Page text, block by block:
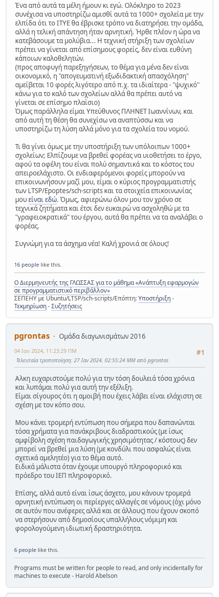
Ένα από αυτά τα μέλη ήμουν κι εγώ. Ολόκληρο το 2023
συνέχισα να υποστηρίζω αμισθί αυτά τα 1000+ σχολεία με την
ελπίδα ότι το ΙΤΥΕ θα έβρισκε τρόπο να διατηρήσει την ομάδα,
αλλά η τελική απάντηση ήταν αρνητική. Ήρθε πλέον η ώρα να
κατεβάσουμε τα μολύβια... Η τεχνική στήριξη των σχολείων
πρέπει να γίνεται από επίσημους φορείς, δεν είναι ευθύνη
κάποιων καλοθελητών.
(προς αποφυγή παρεξηγήσεων, το θέμα για μένα δεν είναι
οικονομικό, η "απογευματινή εξωδιδακτική απασχόληση"
αμείβεται 10 φορές λιγότερο από π.χ. τα ιδιαίτερα - "ψυχικό"
κάνω για το καλό των σχολείων αλλά θα πρέπει αυτό να
γίνεται σε επίσημο πλαίσιο)
Όμως παράλληλα είμαι Υπεύθυνος ΠΛΗΝΕΤ Ιωαννίνων, και
από αυτή τη θέση θα συνεχίσω να αναπτύσσω και να
υποστηρίζω τη λύση αλλά μόνο για τα σχολεία του νομού.
Τι θα γίνει όμως με την υποστήριξη των υπόλοιπων 1000+
σχολείων; Ελπίζουμε να βρεθεί φορέας να υιοθετήσει το έργο,
αφού τα οφέλη του είναι πολύ σημαντικά και το κόστος του
απειροελάχιστο. Οι ενδιαφερόμενοι φορείς μπορούν να
επικοινωνήσουν μαζί μου, είμαι ο κύριος προγραμματιστής
των LTSP/Epoptes/sch-scripts και τα στοιχεία επικοινωνίας
μουείναι εδώ. Όμως, αφιερώνω όλον μου τον χρόνο σε
τεχνικά ζητήματα και έτσι δεν ευκαιρώ να ασχοληθώ με τα
"γραφειοκρατικά" του έργου, αυτά θα πρέπει να τα αναλάβει ο
φορέας.
Συγνώμη για τα άσχημα νέα! Καλή χρονιά σε όλους!
16 people like this.
Ο Διερμηνευτής της ΓΛΩΣΣΑΣ για το μάθημα «Ανάπτυξη εφαρμογών
σε προγραμματιστικό περιβάλλον»
ΣΕΠΕΗΥ με Ubuntu/LTSP/sch-scripts/Επόπτη:Υποστήριξη-
Τεκμηρίωση-Συζητήσεις
pgrontas
Ομάδα διαγωνισμάτων 2016
#1
04 Ιαν 2024, 11:23:29 ΠΜ
Τελευταία τροποποίηση: 27 Ιαν 2024, 02:55:24 ΜΜ από pgrontas
Αλκη ευχαριστούμε πολύ για την τόση δουλειά τόσα χρόνια
και λυπάμαι πολύ για αυτή την εξέλιξη.
Είμαι σίγουρος ότι η αμοιβή που έχεις λάβει είναι ελάχιστη σε
σχέση με τον κόπο σου.
Μου κάνει τρομερή εντύπωση που σήμερα που δαπανώνται
τόσα χρήματα για πανάκριβους διαδραστικούς (με ίσως
αμφίβολη σχέση παιδαγωγικής χρησιμότητας / κόστους) δεν
μπορεί να βρεθεί μια λύση (με κονδύλι που ασφαλώς είναι
σχετικά αμελητέο) για το θέμα αυτό.
Ειδικά μάλιστα όταν έχουμε υπουργό πληροφορικό και
πρόεδρο του ΙΕΠ πληροφορικό.
Επίσης, αλλά αυτό είναι ίσως άσχετο, μου κάνουν τρομερά
αρνητική εντύπωση οι περίεργες αλλαγές σε νόμους (όχι μόνο
σε αυτόν που ανέφερες αλλά και σε άλλους) που έχουν σκοπό
να στερήσουν από δημοσίους υπαλλήλους νόμιμη και
φορολογούμενη ιδιωτική δραστηριότητα.
6 people like this.
Programs must be written for people to read, and only incidentally for
machines to execute - Harold Abelson